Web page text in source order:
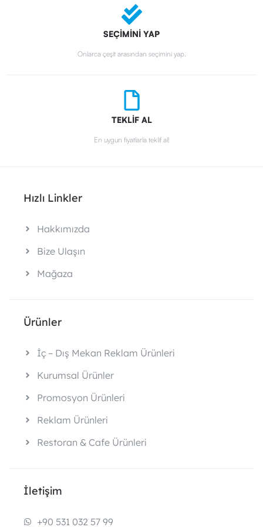
SEÇİMİNİ YAP
Onlarca çeşit arasından seçimini yap.
TEKLİF AL
En uygun fiyatlarla teklif al!
Hızlı Linkler
Hakkımızda
Bize Ulaşın
Mağaza
Ürünler
İç – Dış Mekan Reklam Ürünleri
Kurumsal Ürünler
Promosyon Ürünleri
Reklam Ürünleri
Restoran & Cafe Ürünleri
İletişim
+90 531 032 57 99